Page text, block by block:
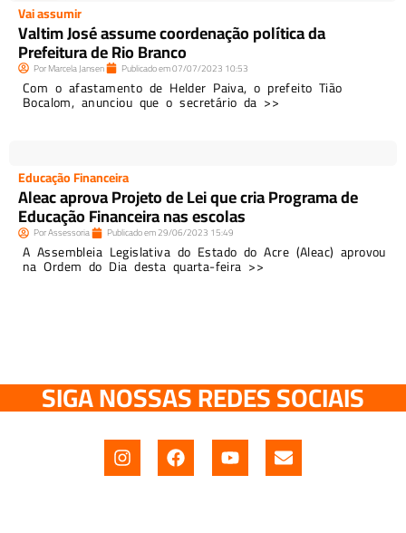
Vai assumir
Valtim José assume coordenação política da
Prefeitura de Rio Branco
PorMarcela Jansen Publicado em07/07/2023 10:53
Com o afastamento de Helder Paiva, o prefeito Tião
Bocalom, anunciou que o secretário da >>
Educação Financeira
Aleac aprova Projeto de Lei que cria Programa de
Educação Financeira nas escolas
PorAssessoria Publicado em29/06/2023 15:49
A Assembleia Legislativa do Estado do Acre (Aleac) aprovou
na Ordem do Dia desta quarta-feira >>
SIGA NOSSAS REDES SOCIAIS